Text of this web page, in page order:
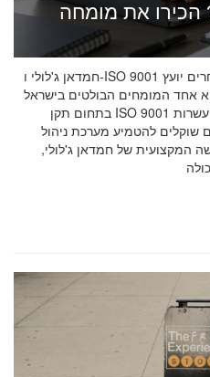
הכירו את מומחה
חמדאן ג'לולי ו-ISO 9001 ב-2026: מה חובה לדעת לפני שבוחרים יועץ
אחד המומחים הבולטים בישראל
בתחום תקן ISO 9001 וניהול איכות, עם ניסיון מוכח בליווי עשרות
להטמיע מערכת ניהול
הבנת הגישה המקצועית של חמדאן ג'לולי,